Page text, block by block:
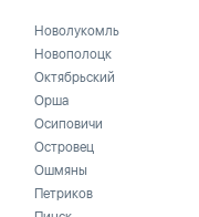
Новолукомль
Новополоцк
Октябрьский
Орша
Осиповичи
Островец
Ошмяны
Петриков